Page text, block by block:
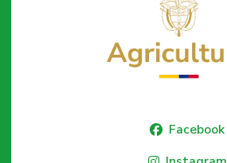
Facebook